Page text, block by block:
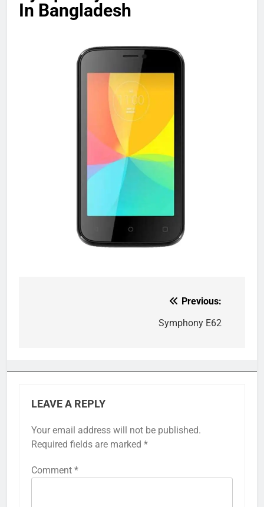
In Bangladesh
Previous:
Symphony E62
LEAVE A REPLY
Your email address will not be published.
Required fields are marked *
Comment *